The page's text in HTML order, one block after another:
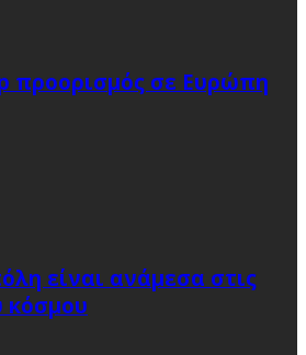
προορισμός σε Ευρώπη
είναι ανάμεσα στις
κόσμου